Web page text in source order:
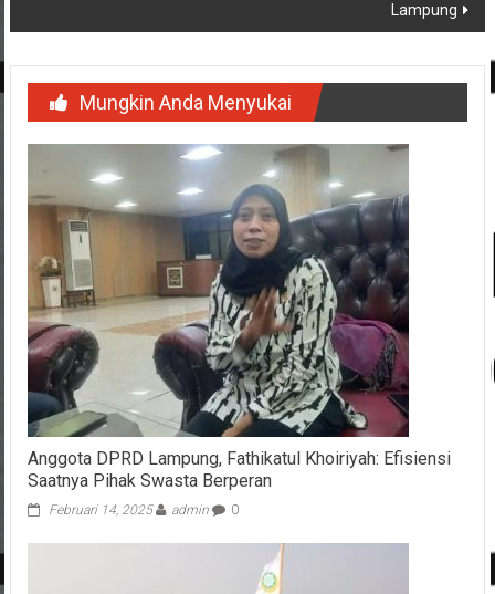
Lampung
Mungkin Anda Menyukai
Anggota DPRD Lampung, Fathikatul Khoiriyah: Efisiensi
Saatnya Pihak Swasta Berperan
Februari 14, 2025 admin 0